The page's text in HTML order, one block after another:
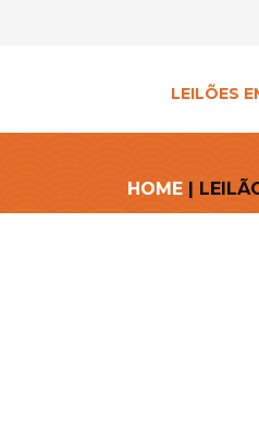
LEILÕES
HOME |